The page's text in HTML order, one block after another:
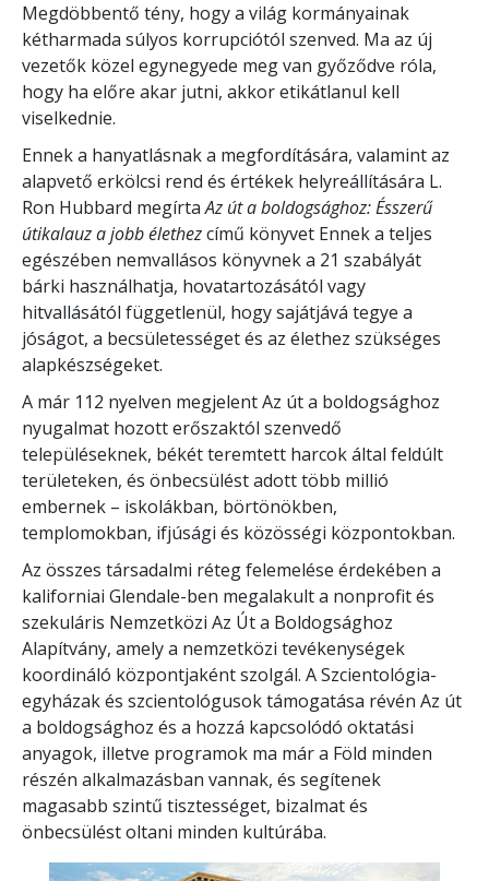
Megdöbbentő tény, hogy a világ kormányainak
kétharmada súlyos korrupciótól szenved. Ma az új
vezetők közel egynegyede meg van győződve róla,
hogy ha előre akar jutni, akkor etikátlanul kell
viselkednie.
Ennek a hanyatlásnak a megfordítására, valamint az
alapvető erkölcsi rend és értékek helyreállítására L.
Ron Hubbard megírtaAz út a boldogsághoz: Ésszerű
útikalauz a jobb élethezcímű könyvet Ennek a teljes
egészében nemvallásos könyvnek a 21 szabályát
bárki használhatja, hovatartozásától vagy
hitvallásától függetlenül, hogy sajátjává tegye a
jóságot, a becsületességet és az élethez szükséges
alapkészségeket.
A már 112 nyelven megjelent Az út a boldogsághoz
nyugalmat hozott erőszaktól szenvedő
településeknek, békét teremtett harcok által feldúlt
területeken, és önbecsülést adott több millió
embernek – iskolákban, börtönökben,
templomokban, ifjúsági és közösségi központokban.
Az összes társadalmi réteg felemelése érdekében a
kaliforniai Glendale-ben megalakult a nonprofit és
szekuláris Nemzetközi Az Út a Boldogsághoz
Alapítvány, amely a nemzetközi tevékenységek
koordináló központjaként szolgál. A Szcientológia-
egyházak és szcientológusok támogatása révén Az út
a boldogsághoz és a hozzá kapcsolódó oktatási
anyagok, illetve programok ma már a Föld minden
részén alkalmazásban vannak, és segítenek
magasabb szintű tisztességet, bizalmat és
önbecsülést oltani minden kultúrába.